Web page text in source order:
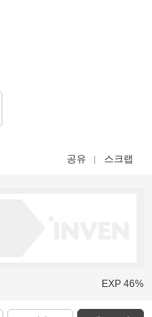
공유 스크랩
EXP 46%